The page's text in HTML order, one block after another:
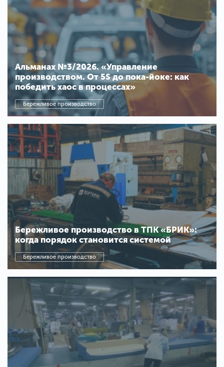
Альманах №3/2026. «Управление
производством. От 5S до пока-йоке: как
победить хаос в процессах»
Бережливое производство
Бережливое производство в ТПК «БРИК»:
когда порядок становится системой
Бережливое производство